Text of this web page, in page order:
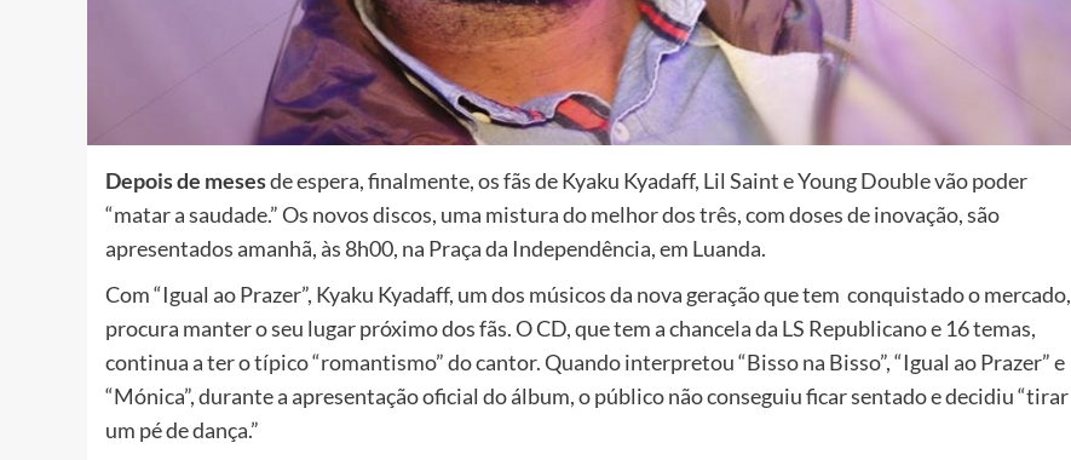
Depoisde mesesde espera, finalmente, os fãs de Kyaku Kyadaff, Lil Saint e Young Double vão poder
“matar a saudade.” Os novos discos, uma mistura do melhor dos três, com doses de inovação, são
apresentados amanhã, às 8h00, na Praça da Independência, em Luanda.
Com “Igual ao Prazer”, Kyaku Kyadaff, um dos músicos da nova geração que tem conquistado o mercado,
procura manter o seu lugar próximo dos fãs. O CD, que tem a chancela da LS Republicano e 16 temas,
continua a ter o típico “romantismo” do cantor. Quando interpretou “Bisso na Bisso”, “Igual ao Prazer” e
“Mónica”, durante a apresentação oficial do álbum, o público não conseguiu ficar sentado e decidiu “tirar
um pé de dança.”